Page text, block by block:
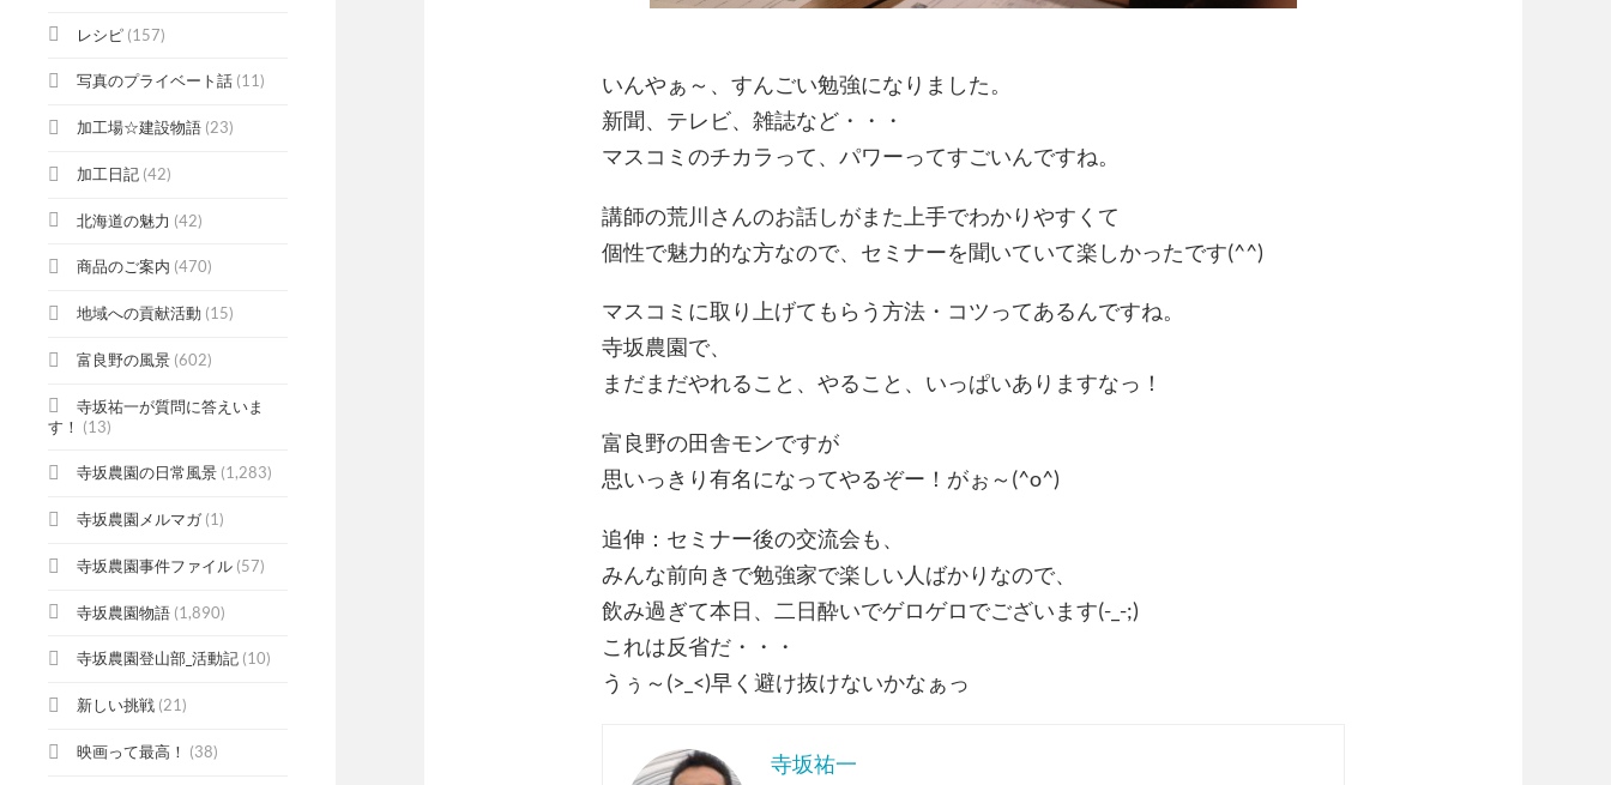
レシピ (157)
写真のプライベート話 (11)
加工場☆建設物語 (23)
加工日記 (42)
北海道の魅力 (42)
商品のご案内 (470)
地域への貢献活動 (15)
富良野の風景 (602)
寺坂祐一が質問に答えいま
す！ (13)
寺坂農園の日常風景 (1,283)
寺坂農園メルマガ(1)
寺坂農園事件ファイル (57)
寺坂農園物語 (1,890)
寺坂農園登山部_活動記 (10)
新しい挑戦 (21)
映画って最高！ (38)
いんやぁ～、すんごい勉強になりました。
新聞、テレビ、雑誌など・・・
マスコミのチカラって、パワーってすごいんですね。
講師の荒川さんのお話しがまた上手でわかりやすくて
個性で魅力的な方なので、セミナーを聞いていて楽しかったです(^^)
マスコミに取り上げてもらう方法・コツってあるんですね。
寺坂農園で、
まだまだやれること、やること、いっぱいありますなっ！
富良野の田舎モンですが
思いっきり有名になってやるぞー！がぉ～(^o^)
追伸：セミナー後の交流会も、
みんな前向きで勉強家で楽しい人ばかりなので、
飲み過ぎて本日、二日酔いでゲロゲロでございます(-_-;)
これは反省だ・・・
うぅ～(>_<)早く避け抜けないかなぁっ
寺坂祐一